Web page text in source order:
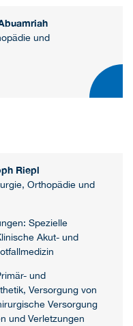
und
Riepl
Orthopädie und
Spezielle
Akut- und
und
Versorgung von
Versorgung
und Verletzungen